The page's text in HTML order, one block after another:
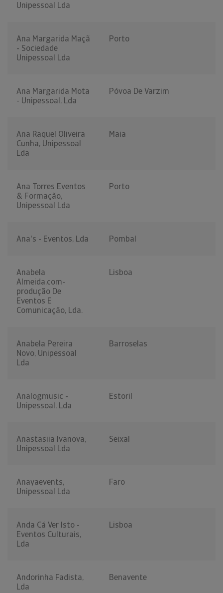
Unipessoal Lda
Ana Margarida Maçã
- Sociedade
Unipessoal Lda
Porto
Ana Margarida Mota
- Unipessoal, Lda
Póvoa De Varzim
Ana Raquel Oliveira
Cunha, Unipessoal
Lda
Maia
Ana Torres Eventos
& Formação,
Unipessoal Lda
Porto
Ana's - Eventos, Lda Pombal
Anabela
Almeida.com-
produção De
Eventos E
Comunicação, Lda.
Lisboa
Anabela Pereira
Novo, Unipessoal
Lda
Barroselas
Analogmusic -
Unipessoal, Lda
Estoril
Anastasiia Ivanova,
Unipessoal Lda
Seixal
Anayaevents,
Unipessoal Lda
Faro
Anda Cá Ver Isto -
Eventos Culturais,
Lda
Lisboa
Andorinha Fadista,
Lda
Benavente